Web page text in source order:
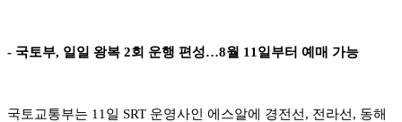
- 국토부, 일일 왕복 2회 운행 편성…8월 11 일부터 예매 가능
국토교통부는 11 일 SRT 운영사인 에스알에 경전선, 전라선, 동해